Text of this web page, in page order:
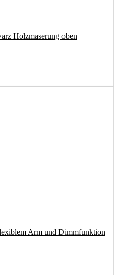
Holzmaserung oben
Arm und Dimmfunktion